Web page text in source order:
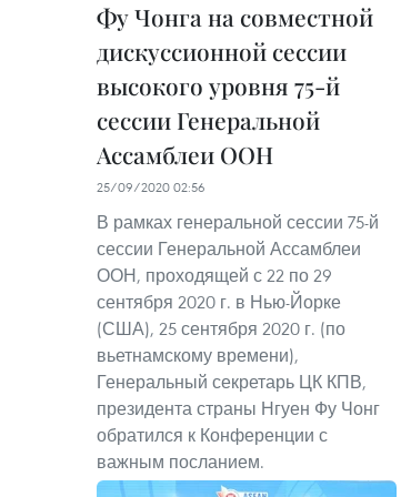
Фу Чонга на совместной
дискуссионной сессии
высокого уровня 75-й
сессии Генеральной
Ассамблеи ООН
25/09/2020 02:56
В рамках генеральной сессии 75-й
сессии Генеральной Ассамблеи
ООН, проходящей с 22 по 29
сентября 2020 г. в Нью-Йорке
(США), 25 сентября 2020 г. (по
вьетнамскому времени),
Генеральный секретарь ЦК КПВ,
президента страны Нгуен Фу Чонг
обратился к Конференции с
важным посланием.